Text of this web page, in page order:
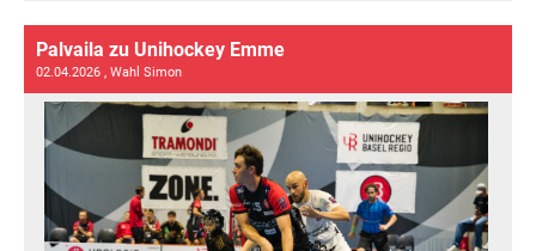
Palvaila zu Unihockey Emme
02.04.2026 , Wahl Simon